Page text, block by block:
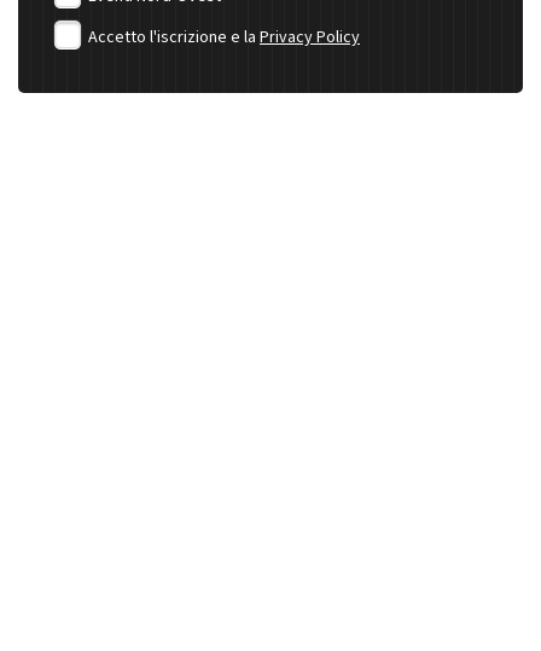
Accetto l'iscrizione e la Privacy Policy